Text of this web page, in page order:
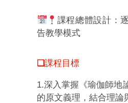
課程總體設計：
告教學模式
❑課程目標
1.深入掌握《瑜伽師地
的原文義理，結合理論